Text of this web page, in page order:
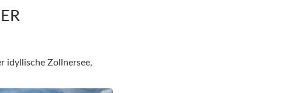
idyllische Zollnersee,